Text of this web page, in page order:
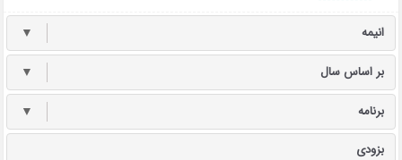
انیمه ▼
بر اساس سال ▼
برنامه ▼
بزودی